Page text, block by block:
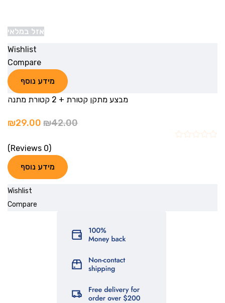
אזל במלאי
Wishlist
Compare
מידע נוסף
מבצע מתקן קטורת + 2 קטורת מתנה
₪42.00
₪29.00
(0 Reviews)
מידע נוסף
Wishlist
Compare